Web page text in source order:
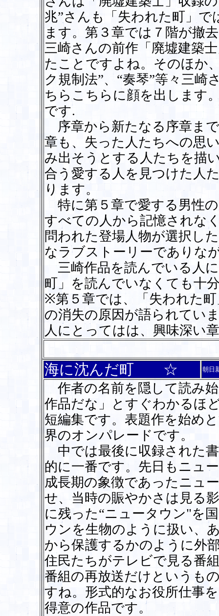
兆”さんも「失われた町」
ます。第３章では７階が撤
三崎さんの前作「廃墟建築
たことですよね。そのほか
ク規制法”、“奏琴”等々三
ちらこちらに顔を出します
です.
序章から新たなる序章ま
章も、失った人たちへの思
み出そうとする人たちを描
合う愛する人を見つけた人
ります。
特に第５章で愛する男性
すべての人から記憶されな
問われた登場人物が選択し
なラブストーリーでありな
三崎作品を読んでいる人
町」を読んでいなくても十
※第５章では、「失われた
の消失の原因が語られてい
人にとってはは、興味深い
海に沈んだ町 ☆ 朝日
作者の名前を隠して読み
作品だな」とすぐわかるほ
短編集です。表題作を始め
界のオンパレードです。
中では最後に収録された
的に一番です。先日もニュ
成長期の象徴であったニュ
せ、当時の賑やかさは見る
に残った“ニュータウン"を
ウンを生物のように扱い、
から保護するかのように外
住民たちがテレビで見る番
番組の再放送だけというも
すね。形式的なお役所仕事
得意の作品です。